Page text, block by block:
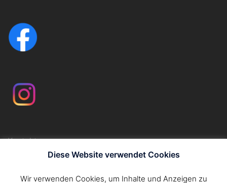
Kontakt
ImpressumDiese Website verwendet Cookies
Wir verwenden Cookies, um Inhalte und Anzeigen zu